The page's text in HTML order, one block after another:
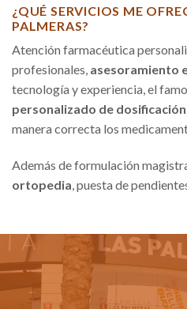
¿QUÉ SERVICIOS ME
PALMERAS?
Atención farmacéutica
profesionales, asesoramiento
tecnología y experiencia, el
personalizado de dosificación
manera correcta los
Además de formulación
ortopedia , puesta de